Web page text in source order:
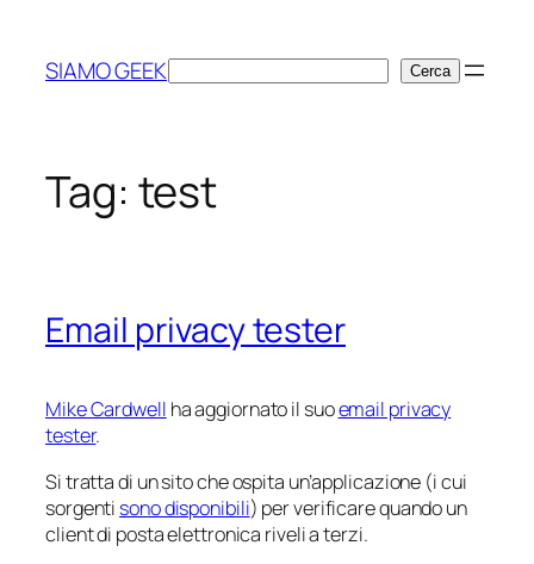
contenuto
SIAMO GEEKCerca Cerca
Tag: test
Email privacy tester
Mike Cardwell ha aggiornato il suoemail privacy
tester.
Si tratta di un sito che ospita un’applicazione (i cui
sorgenti sono disponibili) per verificare quando un
client di posta elettronica riveli a terzi.